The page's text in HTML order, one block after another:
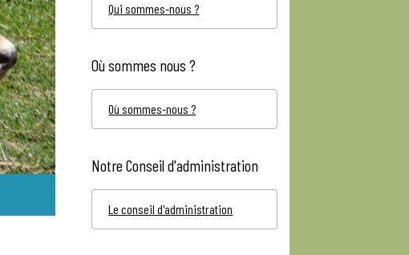
Qui sommes-nous ?
Où sommes nous ?
Où sommes-nous ?
Notre Conseil d'administration
Le conseil d'administration